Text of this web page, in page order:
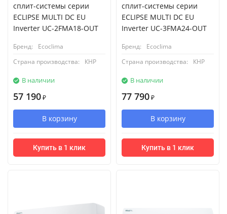
сплит-системы серии
ECLIPSE MULTI DC EU
Inverter UC-2FMA18-OUT
Бренд:
Ecoclima
Страна производства:
КНР
В наличии
57 190 ₽
В корзину
Купить в 1 клик
сплит-системы серии
ECLIPSE MULTI DC EU
Inverter UC-3FMA24-OUT
Бренд:
Ecoclima
Страна производства:
КНР
В наличии
77 790 ₽
В корзину
Купить в 1 клик